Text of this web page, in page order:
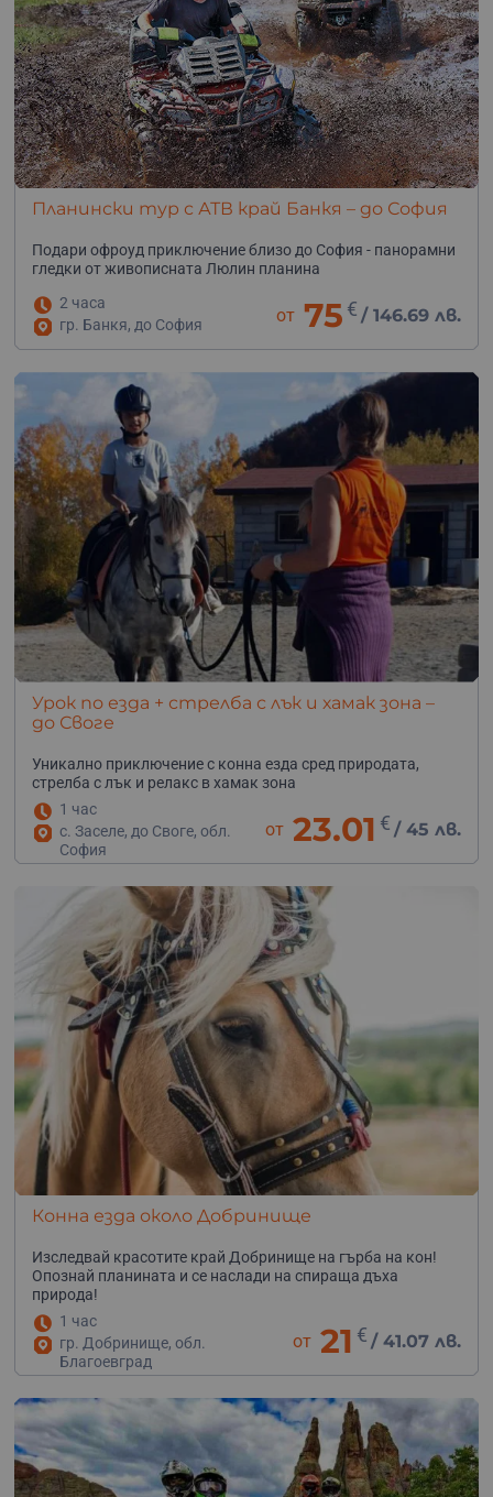
Планински тур с АТВ край Банкя – до София
Подари офроуд приключение близо до София - панорамни
гледки от живописната Люлин планина
2 часа
гр. Банкя, до София
от 75 € / 146.69 лв.
Урок по езда + стрелба с лък и хамак зона –
до Своге
Уникално приключение с конна езда сред природата,
стрелба с лък и релакс в хамак зона
1 час
с. Заселе, до Своге, обл.
София
от 23.01 € /45 лв.
Конна езда около Добринище
Изследвай красотите край Добринище на гърба на кон!
Опознай планината и се наслади на спираща дъха
природа!
1 час
гр. Добринище, обл.
Благоевград
от 21 € /41.07 лв.